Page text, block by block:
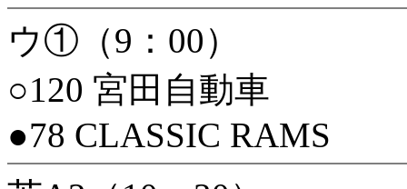
ウ①（9：00）
○120 宮田自動車
●78 CLASSIC RAMS